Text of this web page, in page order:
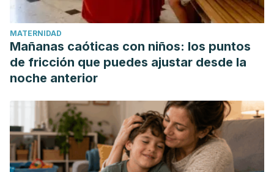
MATERNIDAD
Mañanas caóticas con niños: los puntos
de fricción que puedes ajustar desde la
noche anterior